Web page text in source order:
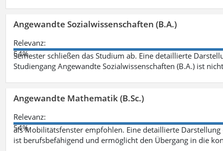
Angewandte Sozialwissenschaften (B.A.)
Relevanz:
54%
Semester schließen das Studium ab. Eine detaillierte
Studiengang Angewandte Sozialwissenschaften (B.A.) ist
Angewandte Mathematik (B.Sc.)
Relevanz:
54%
als Mobilitätsfenster empfohlen. Eine detaillierte
ist berufsbefähigend und ermöglicht den Übergang in die